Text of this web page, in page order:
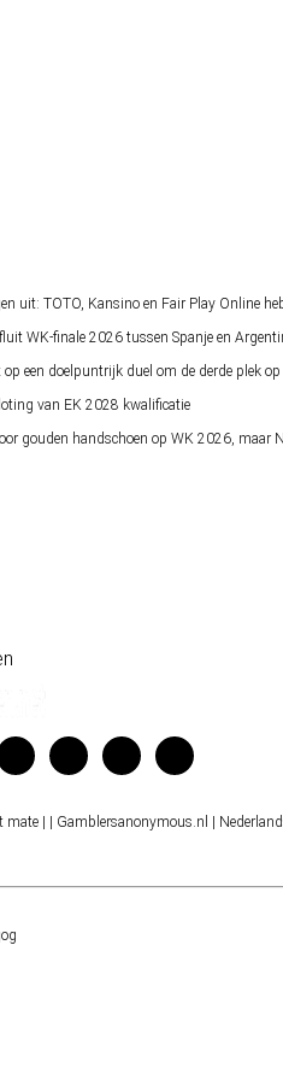
uit: TOTO, Kansino en Fair Play Online
WK-finale 2026 tussen Spanje en
een doelpuntrijk duel om de derde plek
van EK 2028 kwalificatie
gouden handschoen op WK 2026, maar
mate | | Gamblersanonymous.nl |